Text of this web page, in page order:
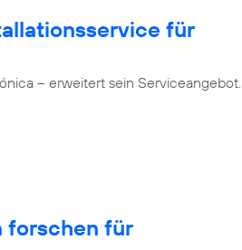
für
– erweitert sein Serviceangebot.
forschen für